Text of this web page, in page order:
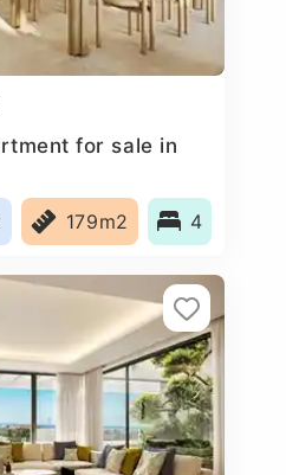
for sale in
179m2 4